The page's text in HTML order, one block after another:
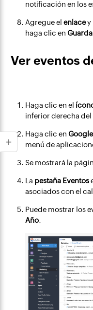
notificación en los
Agregue elenlacey
haga clic en
Ver eventos
Haga clic en el
inferior derecha
Haga clic en
menú de
Se mostrará la
La pestaña Eventos
asociados con el
Puede mostrar los
Año.